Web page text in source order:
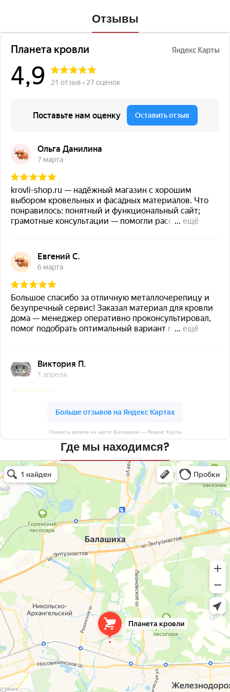
Отзывы
Планета кровли на карте Балашихи — Яндекс Карты
Где мы находимся?
Планета кровли
Кровля и кровельные материалы в Балашихе
Окна в Балашихе